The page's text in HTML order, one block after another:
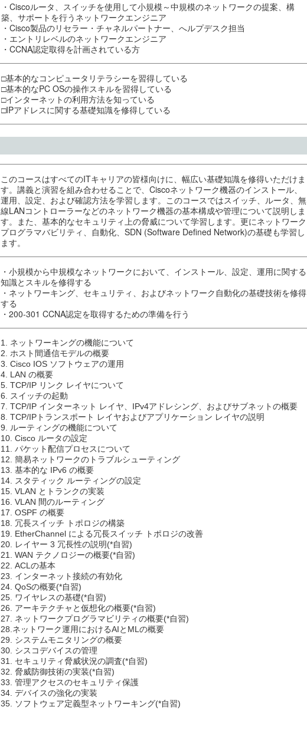
・Ciscoルータ、スイッチを使用して小規模～中規模のネットワークの提案、構
築、サポートを行うネットワークエンジニア
・Cisco製品のリセラー・チャネルパートナー、へルプデスク担当
・エントリレベルのネットワークエンジニア
・CCNA認定取得を計画されている方
□基本的なコンピュータリテラシーを習得している
□基本的なPC OSの操作スキルを習得している
□インターネットの利用方法を知っている
□IPアドレスに関する基礎知識を修得している
このコースはすべてのITキャリアの皆様向けに、幅広い基礎知識を修得いただけま
す。講義と演習を組み合わせることで、Ciscoネットワーク機器のインストール、
運用、設定、および確認方法を学習します。このコースではスイッチ、ルータ、無
線LANコントローラーなどのネットワーク機器の基本構成や管理について説明しま
す。また、基本的なセキュリティ上の脅威について学習します。更にネットワーク
プログラマバビリティ、自動化、SDN (Software Defined Network)の基礎も学習し
ます。
・小規模から中規模なネットワークにおいて、インストール、設定、運用に関する
知識とスキルを修得する
・ネットワーキング、セキュリティ、およびネットワーク自動化の基礎技術を修得
する
・200-301 CCNA認定を取得するための準備を行う
1. ネットワーキングの機能について
2. ホスト間通信モデルの概要
3. Cisco IOS ソフトウェアの運用
4. LAN の概要
5. TCP/IP リンク レイヤについて
6. スイッチの起動
7. TCP/IP インターネット レイヤ、IPv4アドレシング、およびサブネットの概要
8. TCP/IPトランスポート レイヤおよびアプリケーション レイヤの説明
9. ルーティングの機能について
10. Cisco ルータの設定
11. パケット配信プロセスについて
12. 簡易ネットワークのトラブルシューティング
13. 基本的な IPv6 の概要
14. スタティック ルーティングの設定
15. VLAN とトランクの実装
16. VLAN 間のルーティング
17. OSPF の概要
18. 冗長スイッチ トポロジの構築
19. EtherChannel による冗長スイッチ トポロジの改善
20. レイヤー 3 冗長性の説明(*自習)
21. WAN テクノロジーの概要(*自習)
22. ACLの基本
23. インターネット接続の有効化
24. QoSの概要(*自習)
25. ワイヤレスの基礎(*自習)
26. アーキテクチャと仮想化の概要(*自習)
27. ネットワークプログラマビリティの概要(*自習)
28.ネットワーク運用におけるAIとMLの概要
29. システムモニタリングの概要
30. シスコデバイスの管理
31. セキュリティ脅威状況の調査(*自習)
32. 脅威防御技術の実装(*自習)
33. 管理アクセスのセキュリティ保護
34. デバイスの強化の実装
35. ソフトウェア定義型ネットワーキング(*自習)